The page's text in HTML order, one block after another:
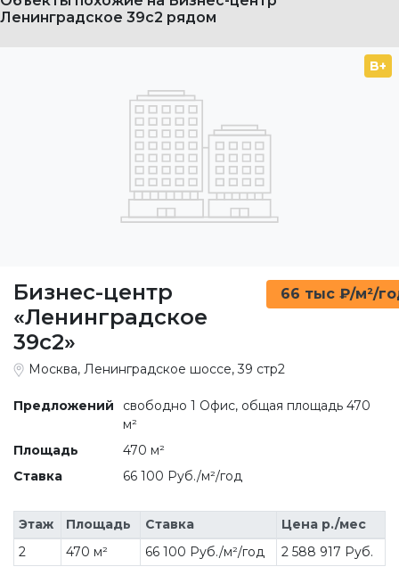
Ленинградское 39с2 рядом
B+
Бизнес-центр
«Ленинградское
39с2»
66 тыс ₽/м²/
Москва, Ленинградское шоссе, 39 стр2
Предложений
свободно 1 Офис, общая площадь 470
м²
Площадь
470 м²
Ставка
66 100 Руб./м²/год
Этаж Площадь Ставка
Цена р./мес
2
470 м² 66 100 Руб./м²/год 2 588 917 Руб.